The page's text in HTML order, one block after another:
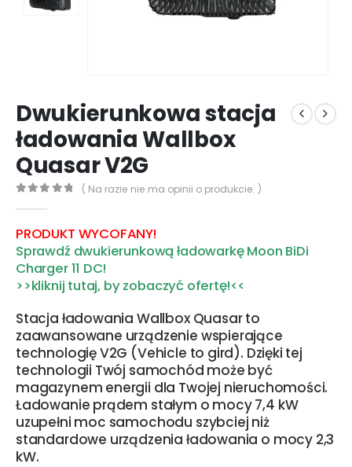
Dwukierunkowa stacja
ładowania Wallbox
Quasar V2G
( Na razie nie ma opinii o produkcie. )
PRODUKT WYCOFANY!
Sprawdź dwukierunkową ładowarkę Moon BiDi
Charger 11 DC!
>>kliknij tutaj, by zobaczyć ofertę!<<
Stacja ładowania Wallbox Quasar to
zaawansowane urządzenie wspierające
technologię V2G (Vehicle to gird). Dzięki tej
technologii Twój samochód może być
magazynem energii dla Twojej nieruchomości.
Ładowanie prądem stałym o mocy 7,4 kW
uzupełni moc samochodu szybciej niż
standardowe urządzenia ładowania o mocy 2,3
kW.